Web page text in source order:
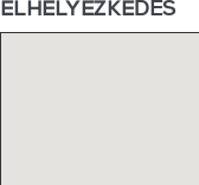
ELHELYEZKEDÉS